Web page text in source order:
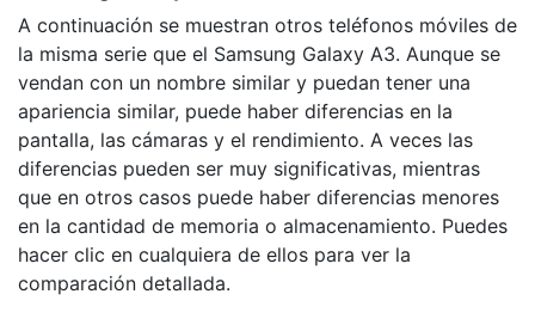
A continuación se muestran otros teléfonos móviles de
la misma serie que el Samsung Galaxy A3. Aunque se
vendan con un nombre similar y puedan tener una
apariencia similar, puede haber diferencias en la
pantalla, las cámaras y el rendimiento. A veces las
diferencias pueden ser muy significativas, mientras
que en otros casos puede haber diferencias menores
en la cantidad de memoria o almacenamiento. Puedes
hacer clic en cualquiera de ellos para ver la
comparación detallada.